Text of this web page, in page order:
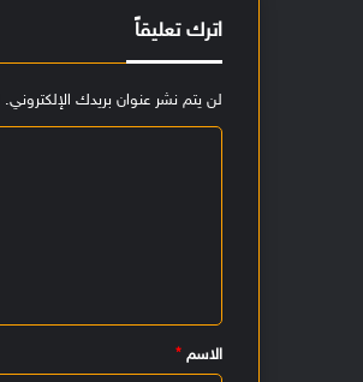
اترك تعليقاً
لن يتم نشر عنوان بريدك الإلكتروني.
الاسم*